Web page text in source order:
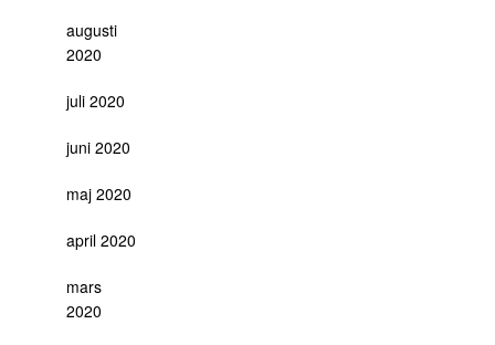
augusti
2020
juli 2020
juni 2020
maj 2020
april 2020
mars
2020